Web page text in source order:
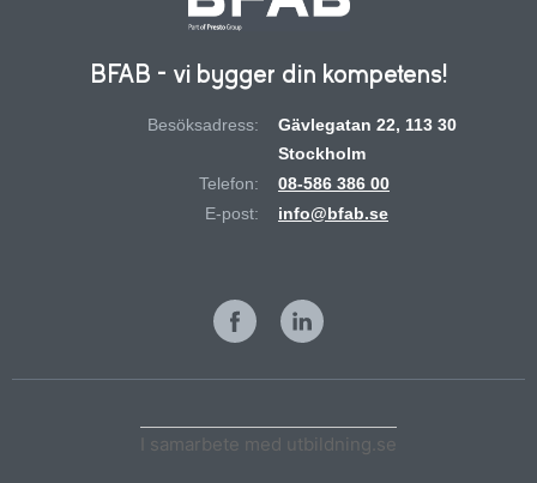
BFAB - vi bygger din kompetens!
Besöksadress:
Gävlegatan 22, 113 30
Stockholm
Telefon:
08-586 386 00
E-post:
info@bfab.se
I samarbete med utbildning.se